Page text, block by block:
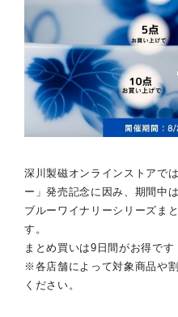
深川製磁オンラインストアで
ー」発売記念に因み、期間中は
ブルーワイナリーシリーズま
す。
まとめ買いは9日間がお得です
※各店舗によって対象商品や
ください。